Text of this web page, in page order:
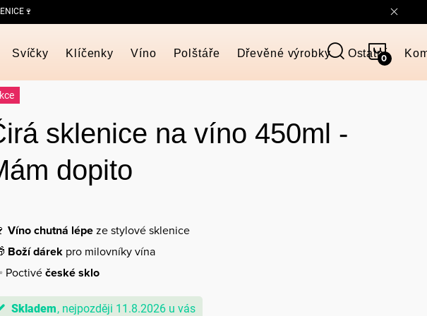
KOŠÍK
Svíčky Klíčenky Víno Polštáře Dřevěné výrobky Ostatní
sklenice na víno 450ml -
dopito
Víno chutná lépeze stylové sklenice
Boží dárek pro milovníky vína
Poctivéčeské sklo
Skladem 11.8.2026